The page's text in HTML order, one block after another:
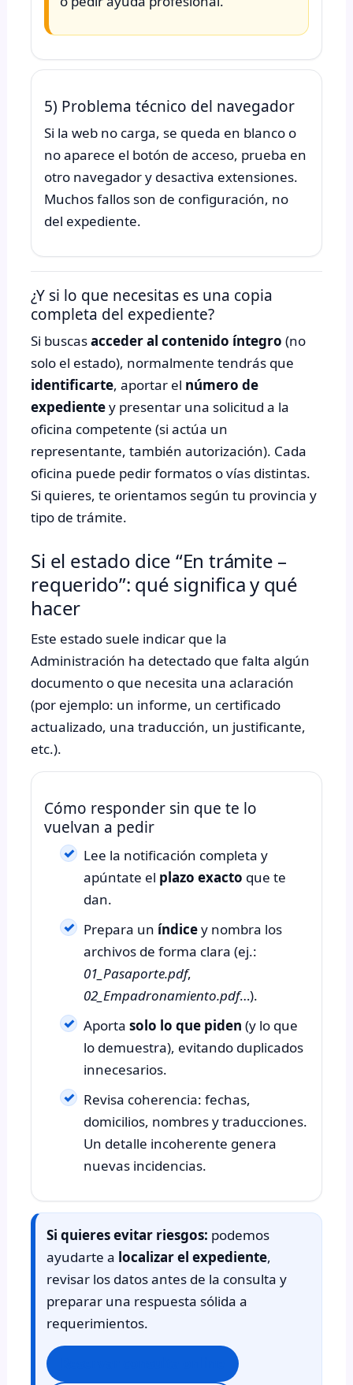
5) Problema técnico del navegador
Si la web no carga, se queda en blanco o
no aparece el botón de acceso, prueba en
otro navegador y desactiva extensiones.
Muchos fallos son de configuración, no
del expediente.
¿Y si lo que necesitas es una copia
completa del expediente?
Si buscasacceder al contenido íntegro (no
solo el estado), normalmente tendrás que
identificarte, aportar el número de
expedientey presentar una solicitud a la
oficina competente (si actúa un
representante, también autorización). Cada
oficina puede pedir formatos o vías distintas.
Si quieres, te orientamos según tu provincia y
tipo de trámite.
Si el estado dice “En trámite –
requerido”: qué significa y qué
hacer
Este estado suele indicar que la
Administración ha detectado que falta algún
documento o que necesita una aclaración
(por ejemplo: un informe, un certificado
actualizado, una traducción, un justificante,
etc.).
Cómo responder sin que te lo
vuelvan a pedir
Lee la notificación completa y
apúntate el plazo exacto que te
dan.
Prepara un índicey nombra los
archivos de forma clara (ej.:
01_Pasaporte.pdf,
02_Empadronamiento.pdf…).
Aportasolo lo que piden (y lo que
lo demuestra), evitando duplicados
innecesarios.
Revisa coherencia: fechas,
domicilios, nombres y traducciones.
Un detalle incoherente genera
nuevas incidencias.
Si quieres evitar riesgos: podemos
ayudarte a localizar el expediente,
revisar los datos antes de la consulta y
preparar una respuesta sólida a
requerimientos.